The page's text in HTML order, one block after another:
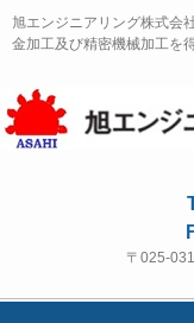
旭エンジニアリング株式会
金加工及び精密機械加工を
〒025-